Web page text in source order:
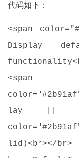
代码如下：
<span
Display
<span
lay ||
lid)<br></